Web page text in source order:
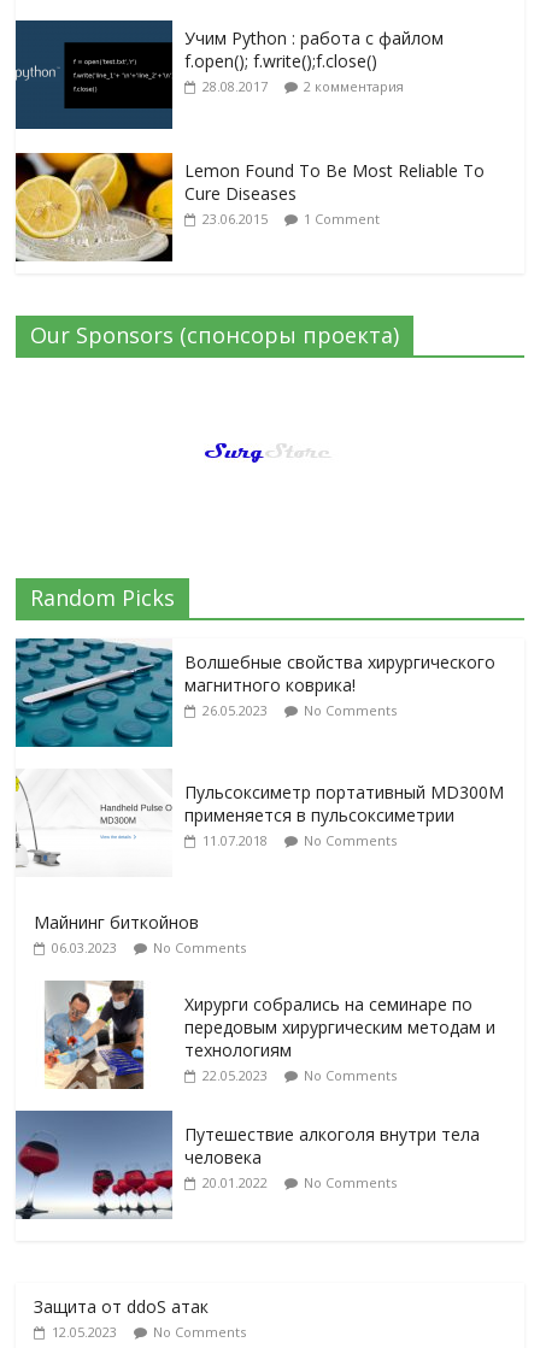
Учим Python : работа с файлом
f.open(); f.write();f.close()
28.08.2017 2 комментария
Lemon Found To Be Most Reliable To
Cure Diseases
23.06.2015 1 Comment
Our Sponsors (спонсоры проекта)
Random Picks
Волшебные свойства хирургического
магнитного коврика!
26.05.2023 No Comments
Пульсоксиметр портативный MD300M
применяется в пульсоксиметрии
11.07.2018 No Comments
Майнинг биткойнов
06.03.2023 No Comments
Хирурги собрались на семинаре по
передовым хирургическим методам и
технологиям
22.05.2023 No Comments
Путешествие алкоголя внутри тела
человека
20.01.2022 No Comments
Защита от ddoS атак
12.05.2023 No Comments